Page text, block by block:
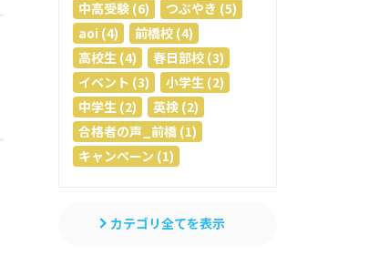
中高受験 (6)
つぶやき (5)
aoi (4)
前橋校 (4)
高校生 (4)
春日部校 (3)
イベント (3)
小学生 (2)
中学生 (2)
英検 (2)
合格者の声_前橋 (1)
キャンペーン (1)
カテゴリ全てを表示